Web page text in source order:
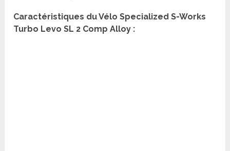
Caractéristiques du Vélo Specialized S-Works
Turbo Levo SL 2 Comp Alloy :